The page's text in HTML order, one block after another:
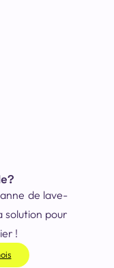
de lave-
solution pour
!